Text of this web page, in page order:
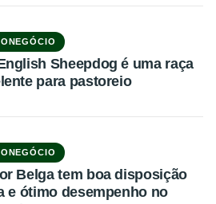
Sheepdog é uma raça
para pastoreio
Belga tem boa disposição
e ótimo desempenho no